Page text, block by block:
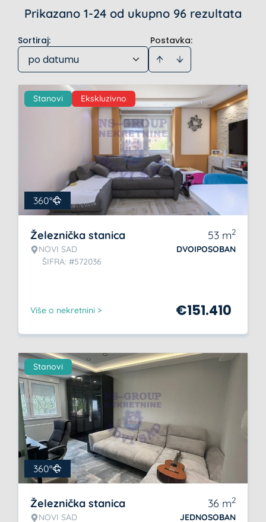
Prikazano 1-24 od ukupno 96 rezultata
Postavka:
Sortiraj:
po datumu
Stanovi Ekskluzivno
360°
Železnička stanica
NOVI SAD
ŠIFRA: #572036
53 m2
DVOIPOSOBAN
Više o nekretnini > €151.410
Stanovi
360°
Železnička stanica
NOVI SAD
36 m2
JEDNOSOBAN